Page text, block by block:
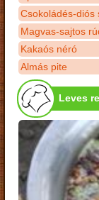
Csokoládés-diós
Magvas-sajtos
Kakaós néró
Almás pite
Leves